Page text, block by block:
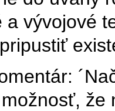
a vývojové
že